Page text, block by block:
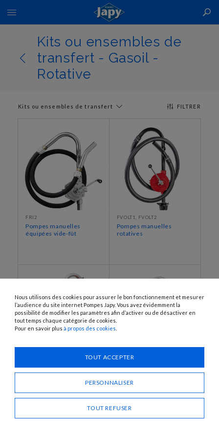
Basculer
la
navigationKits ou ensembles de
transfert - Gasoil -
Rotative
FILTRER
Kits ou ensembles de transfert
FRI2
Pompes manuelles
équipées vide-fût
FVOLT1, FVOLT2
Pompes manuelles
rotatives
Pompes manuelles
Pompes manuelles
rotatives
Nous utilisons des cookies pour assurer le bon fonctionnement et mesurer
l’audience du site internet Pompes Japy. Vous avez évidemment la
possibilité de modifier les paramètres afin d’activer ou de désactiver en
tout temps chaque catégorie de cookies.
Pour en savoir plus à propos des cookies
TOUT ACCEPTER
PERSONNALISER
TOUT REFUSER